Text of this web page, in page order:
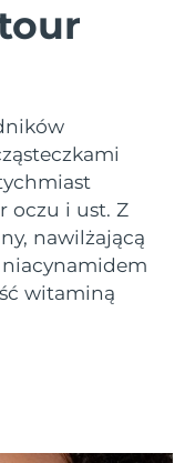
oczu i ust. Z
nawilżającą
witaminą